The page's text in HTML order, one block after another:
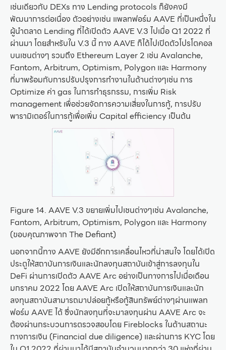
เช่นเดียวกับ DEXs ทาง Lending protocols ก็ยังคงมี
พัฒนาการต่อเนื่อง ตัวอย่างเช่น แพลทฟอร์ม AAVE ที่เป็นหนึ่งใน
ผู้นำตลาด Lending ที่ได้เปิดตัว AAVE V.3 ไปเมื่อ Q1 2022 ที่
ผ่านมา โดยสำหรับใน V.3 นี้ ทาง AAVE ก็ได้ไปเปิดตัวโปรโตคอล
บนเชนต่างๆ รวมถึง Ethereum Layer 2 เช่น Avalanche,
Fantom, Arbitrum, Optimism, Polygon และ Harmony
ที่มาพร้อมกับการปรับปรุงการทำงานในด้านต่างๆเช่น การ
Optimize ค่า gas ในการทำธุรกรรม, การเพิ่ม Risk
management เพื่อช่วยจัดการความเสี่ยงในการกู้, การปรับ
พารามิเตอร์ในการกู้เพื่อเพิ่ม Capital efficiency เป็นต้น
Figure 14. AAVE V.3 ขยายเพิ่มไปเชนต่างๆเช่น Avalanche,
Fantom, Arbitrum, Optimism, Polygon และ Harmony
(ขอบคุณภาพจาก The Defiant)
นอกจากนี้ทาง AAVE ยังมีอีกการเคลื่อนไหวที่น่าสนใจ โดยได้เปิด
ประตูให้สถาบันการเงินและนักลงทุนสถาบันเข้าสู่การลงทุนใน
DeFi ผ่านการเปิดตัว AAVE Arc อย่างเป็นทางการไปเมื่อเดือน
มกราคม 2022 โดย AAVE Arc เปิดให้สถาบันการเงินและนัก
ลงทุนสถาบันสามารถมาปล่อยกู้หรือกู้สินทรัพย์ต่างๆผ่านแพลท
ฟอร์ม AAVE ได้ ซึ่งนักลงทุนที่จะมาลงทุนผ่าน AAVE Arc จะ
ต้องผ่านกระบวนการตรวจสอบโดย Fireblocks ในด้านสถานะ
ทางการเงิน (Financial due diligence) และผ่านการ KYC โดย